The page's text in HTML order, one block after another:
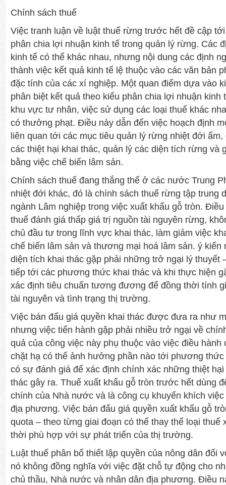
Chính sách thuế
Việc tranh luận về luật thuế rừng trước hết đề cập
phân chia lợi nhuận kinh tế trong quản lý rừng. Các
kinh tế có thể khác nhau, nhưng nội dung các định
thành việc kết quả kinh tế lệ thuộc vào các văn bản
đặc tính của các xí nghiệp. Một quan điểm dựa vào
phân biệt kết quả theo kiểu phân chia lợi nhuận
khu vực tư nhân, việc sử dụng các loại thuế khác
có thưởng phạt. Điều này dẫn đến việc hoạch định
liên quan tới các mục tiêu quản lý rừng nhiệt đới
các thiệt hại khai thác, quản lý các diện tích rừng và
bằng việc chế biến lâm sản.
Chính sách thuế đang thắng thế ở các nước Trung
nhiệt đới khác, đó là chính sách thuế rừng tập trung
ngành Lâm nghiệp trong việc xuất khẩu gỗ tròn.
thuế đánh giá thấp giá trị nguồn tài nguyên rừng,
chủ đầu tư trong lĩnh vực khai thác, làm giảm việc
chế biến lâm sản và thương mại hoá lâm sản. ý kiến
diện tích khai thác gặp phải những trở ngại lý thuyết
tiếp tới các phương thức khai thác và khi thực hiện
xác định tiêu chuẩn tương đương để đồng thời tính
tài nguyên và tình trạng thị trường.
Việc bán đấu giá quyền khai thác được đưa ra như
nhưng việc tiến hành gặp phải nhiều trở ngại về
quả của công việc này phụ thuộc vào việc điều
chặt hạ có thể ảnh hưởng phần nào tới phương
có sự đánh giá để xác định chính xác những thiệt
thác gây ra. Thuế xuất khẩu gỗ tròn trước hết dùng
chính của Nhà nước và là công cụ khuyến khích
địa phương. Việc bán đấu giá quyền xuất khẩu gỗ
quota – theo từng giai đoạn có thể thay thế loại thuế
thời phù hợp với sự phát triển của thị trường.
Luật thuế phân bổ thiết lập quyền của nông dân đối
nó không đồng nghĩa với việc đặt chỗ tự động cho
chủ thầu, Nhà nước và nhân dân địa phương. Điều